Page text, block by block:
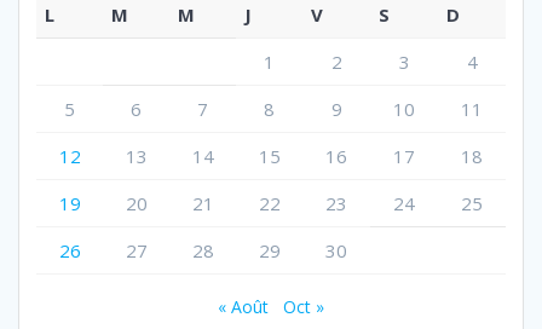
L M M J V S
D
1
2 3
4
5
6 7 8 9 10
11
12
13 14 15 16 17
18
19
20 21 22 23 24
25
26
27 28 29 30
« Août Oct »